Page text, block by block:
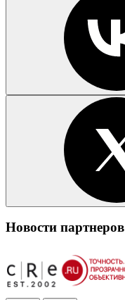
Новости партнеров